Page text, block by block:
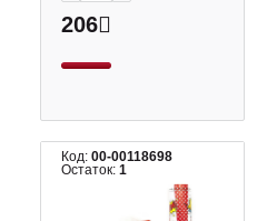
206
Код:00-00118698
Остаток:1